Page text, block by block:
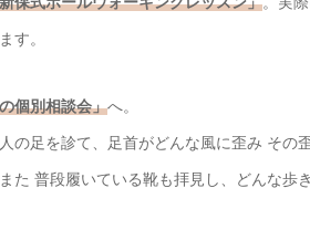
す。
個別相談会」へ。
の足を診て、足首がどんな風に歪み その
た 普段履いている靴も拝見し、どんな歩